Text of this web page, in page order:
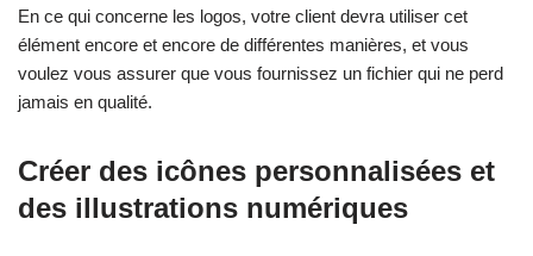
En ce qui concerne les logos, votre client devra utiliser cet
élément encore et encore de différentes manières, et vous
voulez vous assurer que vous fournissez un fichier qui ne perd
jamais en qualité.
Créer des icônes personnalisées et
des illustrations numériques